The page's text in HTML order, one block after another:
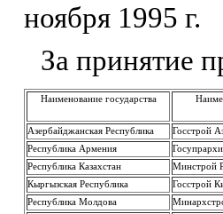
ноября 1995 г.
За принятие
Наименование государства
Азербайджанская Республика
Госстрой
Республика Армения
Республика Казахстан
Минстрой
Кыргызская Республика
Госстрой
Республика Молдова